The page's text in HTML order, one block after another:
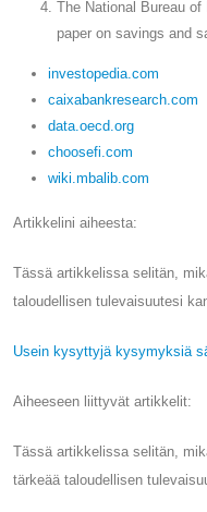
The National Bureau
paper on savings and
investopedia.com
caixabankresearch.com
data.oecd.org
choosefi.com
wiki.mbalib.com
Artikkelini aiheesta:
Tässä artikkelissa selitän,
taloudellisen tulevaisuutesi
Usein kysyttyjä kysymyksiä
Aiheeseen liittyvät artikkelit:
Tässä artikkelissa selitän,
tärkeää taloudellisen